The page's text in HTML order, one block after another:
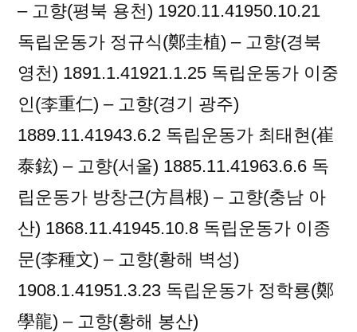
– 고향(평북 용천) 1920.11.41950.10.21
독립운동가 정규식(鄭圭植) – 고향(경북
영천) 1891.1.41921.1.25 독립운동가 이중
인(李重仁) – 고향(경기 광주)
1889.11.41943.6.2 독립운동가 최태현(崔
泰鉉) – 고향(서울) 1885.11.41963.6.6 독
립운동가 방창근(方昌根) – 고향(충남 아
산) 1868.11.41945.10.8 독립운동가 이종
문(李種文) – 고향(황해 벽성)
1908.1.41951.3.23 독립운동가 정학룡(鄭
學龍) – 고향(황해 봉산)